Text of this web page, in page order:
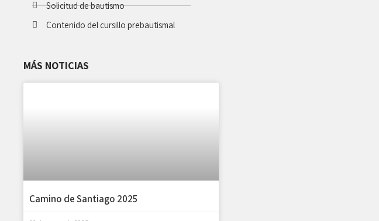
Solicitud de bautismo
Contenido del cursillo prebautismal
MÁS NOTICIAS
Camino de Santiago 2025